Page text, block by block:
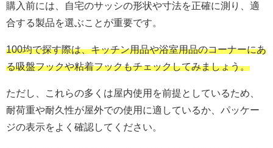
購入前には、自宅のサッシの形状や寸法を正確に測り、適
合する製品を選ぶことが重要です。
100均で探す際は、キッチン用品や浴室用品のコーナーにあ
る吸盤フックや粘着フックもチェックしてみましょう。
ただし、これらの多くは屋内使用を前提としているため、
耐荷重や耐久性が屋外での使用に適しているか、パッケー
ジの表示をよく確認してください。